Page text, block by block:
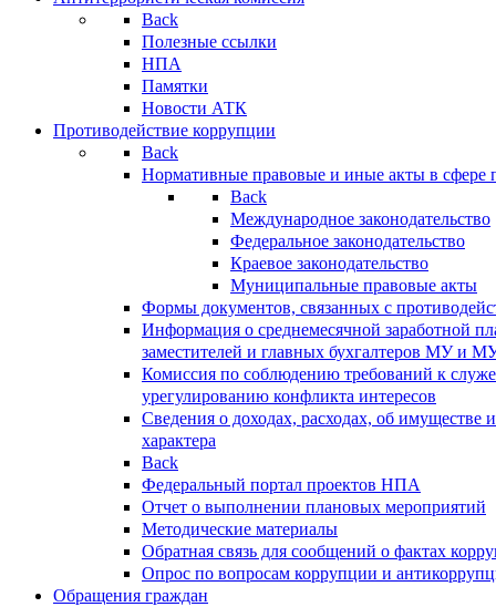
Back
Полезные ссылки
НПА
Памятки
Новости АТК
Противодействие коррупции
Back
Нормативные правовые и иные акты в сфере
Back
Международное законодательство
Федеральное законодательство
Краевое законодательство
Муниципальные правовые акты
Формы документов, связанных с
Информация о среднемесячной заработной
заместителей и главных бухгалтеров МУ и
Комиссия по соблюдению требований к
урегулированию конфликта интересов
Сведения о доходах, расходах, об имуществе
характера
Back
Федеральный портал проектов НПА
Отчет о выполнении плановых мероприятий
Методические материалы
Обратная связь для сообщений о фактах
Опрос по вопросам коррупции и
Обращения граждан